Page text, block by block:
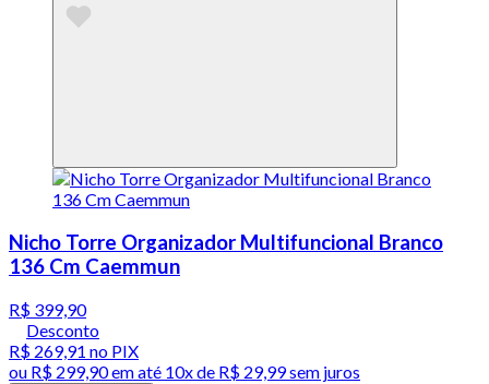
Nicho Torre Organizador Multifuncional Branco
136 Cm Caemmun
R$ 399,90
Desconto
R$ 269,91 no PIX
ou R$ 299,90em até 10x de R$ 29,99 sem juros